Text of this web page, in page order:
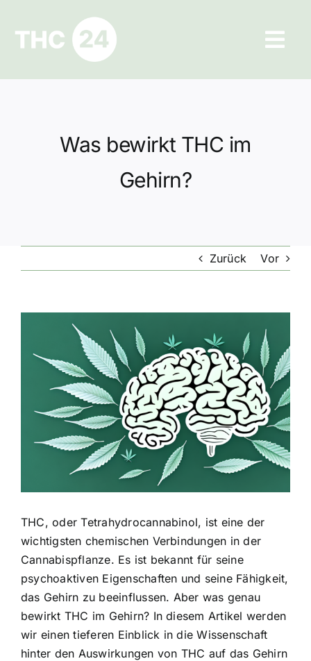
springen
Ratgeber
Was bewirkt THC im
Gehirn?
Zurück Vor
Bild
THC, oder Tetrahydrocannabinol, ist eine der
wichtigsten chemischen Verbindungen in der
Cannabispflanze. Es ist bekannt für seine
psychoaktiven Eigenschaften und seine Fähigkeit,
das Gehirn zu beeinflussen. Aber was genau
bewirkt THC im Gehirn? In diesem Artikel werden
wir einen tieferen Einblick in die Wissenschaft
hinter den Auswirkungen von THC auf das Gehirn